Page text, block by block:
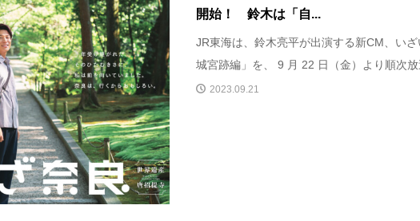
開始！ 鈴木は「自...
JR東海は、鈴木亮平が出演する新CM、い
城宮跡編」を、 9 月 22 日（金）より順次放
2023.09.21